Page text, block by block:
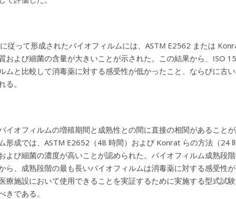
従って形成されたバイオフィルムには、ASTM E2562 または
および細菌の含量が大きいことが示された。この結果から、ISO
ムと比較して消毒薬に対する感受性が低かったこと、ならびに古
る。
イオフィルムの増殖期間と成熟性との間に直接の相関があること
形成では、ASTM E2652（48 時間）および Konrat らの方法（24
よび細菌の濃度が高いことが認められた。バイオフィルム成熟段
ら、成熟段階の最も長いバイオフィルムは消毒薬に対する感受性
療施設において使用できることを実証するために実施する型式試
きである。